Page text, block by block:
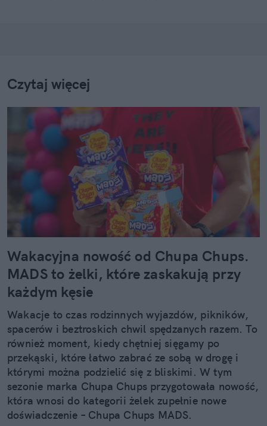
Czytaj więcej
Wakacyjna nowość od Chupa Chups.
MADS to żelki, które zaskakują przy
każdym kęsie
Wakacje to czas rodzinnych wyjazdów, pikników,
spacerów i beztroskich chwil spędzanych razem. To
również moment, kiedy chętniej sięgamy po
przekąski, które łatwo zabrać ze sobą w drogę i
którymi można podzielić się z bliskimi. W tym
sezonie marka Chupa Chups przygotowała nowość,
która wnosi do kategorii żelek zupełnie nowe
doświadczenie – Chupa Chups MADS.